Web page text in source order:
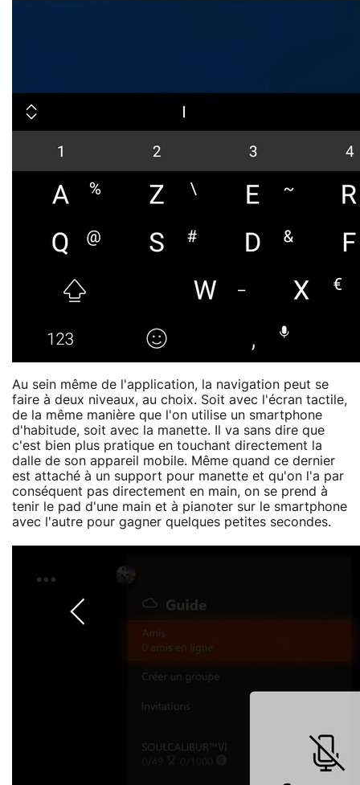
Au sein même de l'application, la navigation peut se
faire à deux niveaux, au choix. Soit avec l'écran tactile,
de la même manière que l'on utilise un smartphone
d'habitude, soit avec la manette. Il va sans dire que
c'est bien plus pratique en touchant directement la
dalle de son appareil mobile. Même quand ce dernier
est attaché à un support pour manette et qu'on l'a par
conséquent pas directement en main, on se prend à
tenir le pad d'une main et à pianoter sur le smartphone
avec l'autre pour gagner quelques petites secondes.